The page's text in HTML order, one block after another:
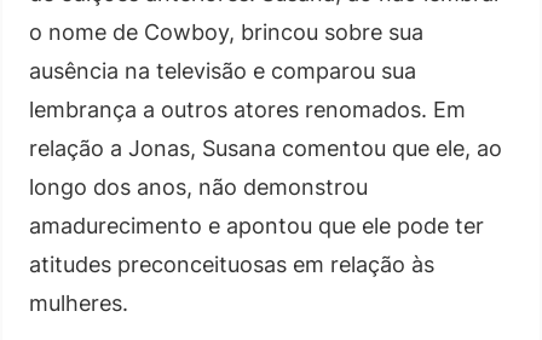
o nome de Cowboy, brincou sobre sua
ausência na televisão e comparou sua
lembrança a outros atores renomados. Em
relação a Jonas, Susana comentou que ele, ao
longo dos anos, não demonstrou
amadurecimento e apontou que ele pode ter
atitudes preconceituosas em relação às
mulheres.